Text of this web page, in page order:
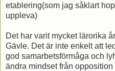
etablering(som jag såklart
uppleva)
Det har varit mycket lärorika
Gävle. Det är inte enkelt att
god samarbetsförmåga och
ändra mindset från